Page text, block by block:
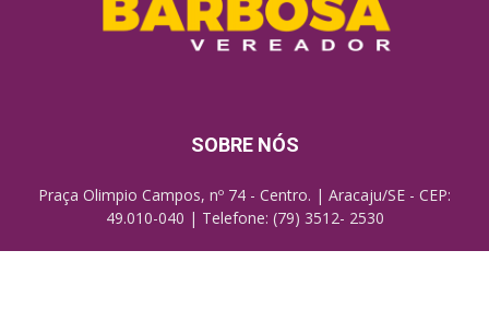
SOBRE NÓS
Praça Olimpio Campos, nº 74 - Centro. | Aracaju/SE - CEP:
49.010-040 | Telefone: (79) 3512- 2530